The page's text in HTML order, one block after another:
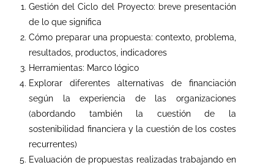
Gestión del Ciclo del Proyecto: breve presentación
de lo que significa
Cómo preparar una propuesta: contexto, problema,
resultados, productos, indicadores
Herramientas: Marco lógico
Explorar diferentes alternativas de financiación
según la experiencia de las organizaciones
(abordando también la cuestión de la
sostenibilidad financiera y la cuestión de los costes
recurrentes)
Evaluación de propuestas realizadas trabajando en